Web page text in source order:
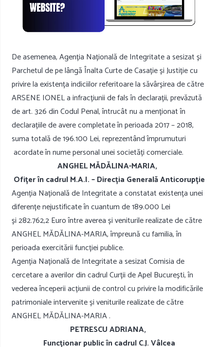
De asemenea, Agenția Națională de Integritate a sesizat și
Parchetul de pe lângă Înalta Curte de Casație și Justiție cu
privire la existența indiciilor referitoare la săvârșirea de către
ARSENE IONEL a infracțiunii de fals în declarații, prevăzută
de art. 326 din Codul Penal, întrucât nu a menționat în
declarațiile de avere completate în perioada 2017 – 2018,
suma totală de 196.100 Lei, reprezentând împrumuturi
acordate în nume personal unei societăți comerciale.
ANGHEL MĂDĂLINA-MARIA,
Ofițer în cadrul M.A.I. – Direcția Generală Anticorupție
Agenția Națională de Integritate a constatat existența unei
diferențe nejustificate în cuantum de 189.000 Lei
și 282.762,2 Euro între averea și veniturile realizate de către
ANGHEL MĂDĂLINA-MARIA, împreună cu familia, în
perioada exercitării funcției publice.
Agenția Națională de Integritate a sesizat Comisia de
cercetare a averilor din cadrul Curții de Apel București, în
vederea începerii acțiunii de control cu privire la modificările
patrimoniale intervenite și veniturile realizate de către
ANGHEL MĂDĂLINA-MARIA .
PETRESCU ADRIANA,
Funcționar public în cadrul C.J. Vâlcea